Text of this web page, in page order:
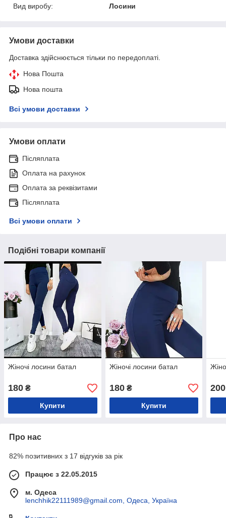
Вид виробу:
Лосини
Умови доставки
Доставка здійснюється тільки по передоплаті.
Нова Пошта
Нова пошта
Всі умови доставки
Умови оплати
Післяплата
Оплата на рахунок
Оплата за реквізитами
Післяплата
Всі умови оплати
Подібні товари компанії
Жіночі лосини батал
180 ₴
Купити
Жіночі лосини батал
180₴
Купити
200
Про нас
82% позитивних з 17 відгуків за рік
Працює з 22.05.2015
м. Одеса
lenchhik22111989@gmail.com, Одеса, Україна